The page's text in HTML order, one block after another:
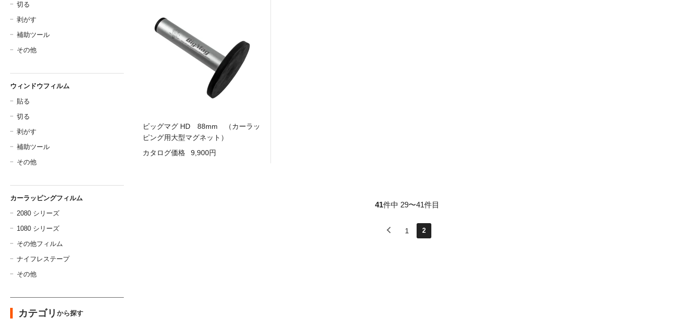
ビッグマグ HD 88mm （カーラッ
ピング用大型マグネット）
カタログ価格
9,900円
41件中 29〜41件目
1 2
切る
剥がす
補助ツール
その他
ウィンドウフィルム
貼る
切る
剥がす
補助ツール
その他
カーラッピングフィルム
2080 シリーズ
1080 シリーズ
その他フィルム
ナイフレステープ
その他
カテゴリ から探す